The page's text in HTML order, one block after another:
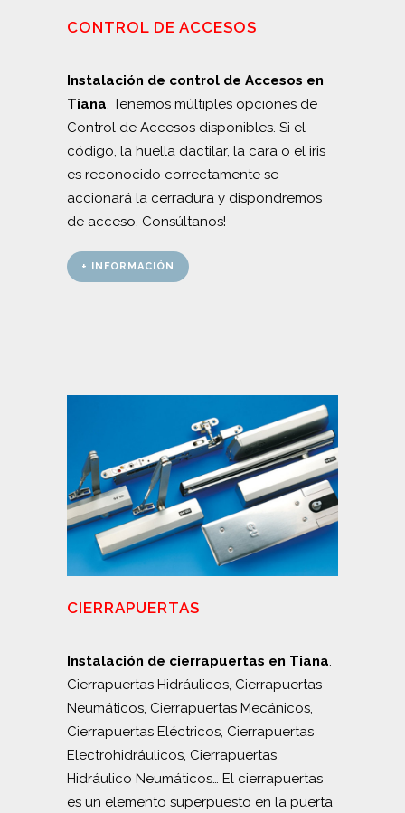
CONTROL DE ACCESOS
Instalación de control de Accesos en
Tiana . Tenemos múltiples opciones de
Control de Accesos disponibles. Si el
código, la huella dactilar, la cara o el iris
es reconocido correctamente se
accionará la cerradura y dispondremos
de acceso. Consúltanos!
+ INFORMACIÓN
CIERRAPUERTAS
Instalación de cierrapuertas en Tiana.
Cierrapuertas Hidráulicos, Cierrapuertas
Neumáticos, Cierrapuertas Mecánicos,
Cierrapuertas Eléctricos, Cierrapuertas
Electrohidráulicos, Cierrapuertas
Hidráulico Neumáticos… El cierrapuertas
es un elemento superpuesto en la puerta